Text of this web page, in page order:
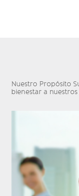
Nuestro Propósito
bienestar a